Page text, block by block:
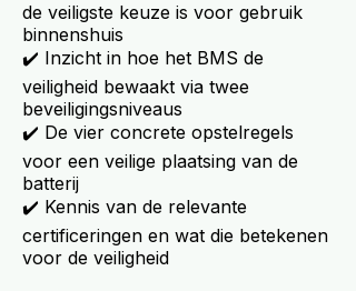
de veiligste keuze is voor gebruik
binnenshuis
✔️ Inzicht in hoe het BMS de
veiligheid bewaakt via twee
beveiligingsniveaus
✔️ De vier concrete opstelregels
voor een veilige plaatsing van de
batterij
✔️ Kennis van de relevante
certificeringen en wat die betekenen
voor de veiligheid